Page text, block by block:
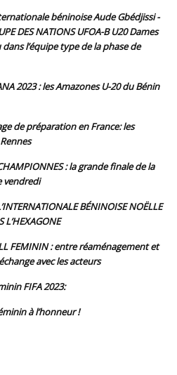
béninoise Aude Gbédjissi -
DES NATIONS UFOA-B U20 Dames
l’équipe type de la phase de
2023 : les Amazones U-20 du Bénin
de préparation en France: les
: la grande finale de la
vendredi
BÉNINOISE NOËLLE
FEMININ : entre réaménagement et
avec les acteurs
FIFA 2023:
à l’honneur !